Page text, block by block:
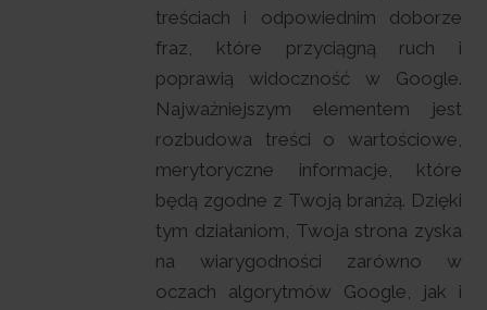
treściach i odpowiednim doborze
fraz, które przyciągną ruch i
poprawią widoczność w Google.
Najważniejszym elementem jest
rozbudowa treści o wartościowe,
merytoryczne informacje, które
będą zgodne z Twoją branżą. Dzięki
tym działaniom, Twoja strona zyska
na wiarygodności zarówno w
oczach algorytmów Google, jak i